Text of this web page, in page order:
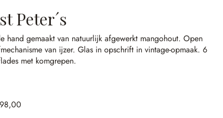
Peter´s
hand gemaakt van natuurlijk afgewerkt mangohout.Open
van ijzer.Glas in opschrift in vintage-opmaak.6
met komgrepen.